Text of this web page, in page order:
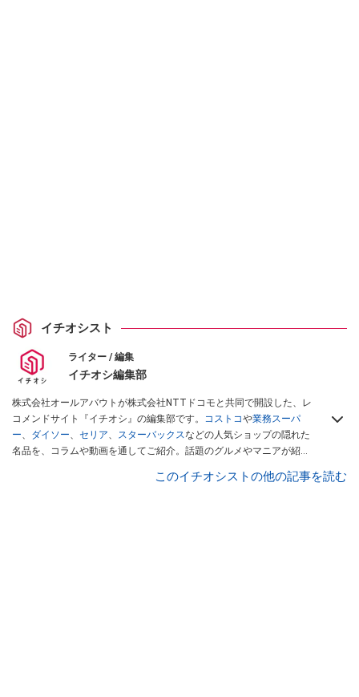
イチオシスト
ライター / 編集
イチオシ編集部
株式会社オールアバウトが株式会社NTTドコモと共同で開設した、レ
コメンドサイト『イチオシ』の編集部です。 コストコや業務スーパ
ー、 ダイソー、 セリア、 スターバックスなどの人気ショップの隠れた
名品を、コラムや動画を通してご紹介。話題のグルメやマニアが紹介
インフルエンサーが実際に使用してレビューしています。毎日トレン
このイチオシストの他の記事を読む